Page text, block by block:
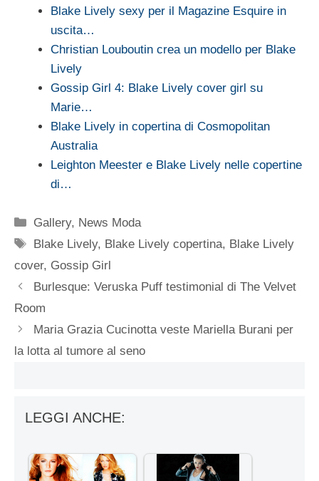
Blake Lively sexy per il Magazine Esquire in
uscita…
Christian Louboutin crea un modello per Blake
Lively
Gossip Girl 4: Blake Lively cover girl su
Marie…
Blake Lively in copertina di Cosmopolitan
Australia
Leighton Meester e Blake Lively nelle copertine
di…
Categorie
Gallery, News Moda
Tag
Blake Lively, Blake Lively copertina, Blake Lively
cover, Gossip Girl
Burlesque: Veruska Puff testimonial di The Velvet
Room
Maria Grazia Cucinotta veste Mariella Burani per
la lotta al tumore al seno
LEGGI ANCHE: